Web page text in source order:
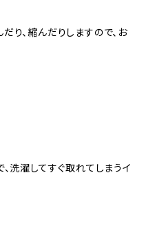
り、縮んだりしますので、お
洗濯してすぐ取れてしまうイ